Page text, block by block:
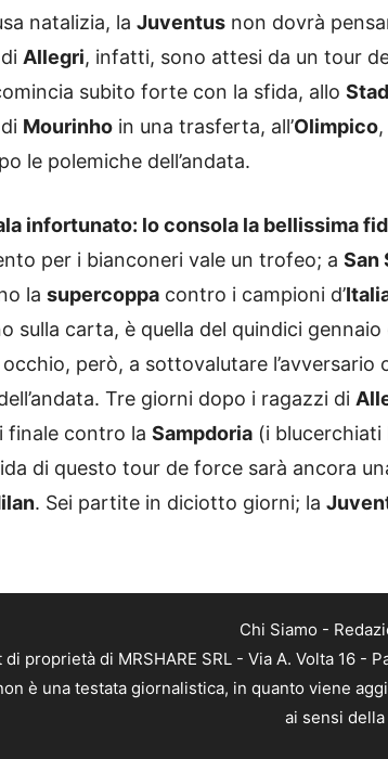
natalizia, la Juventus non dovrà
Allegri, infatti, sono attesi da un tour
subito forte con la sfida, allo
Mourinho in una trasferta, all’Olimpico
le polemiche dell’andata.
infortunato: lo consola la bellissima
per i bianconeri vale un trofeo; a San
la supercoppa contro i campioni d’
sulla carta, è quella del quindici
occhio, però, a sottovalutare l’avversario
Tre giorni dopo i ragazzi di
finale contro la Sampdoria (i
di questo tour de force sarà ancora
. Sei partite in diciotto giorni; la
Chi Siamo -
proprietà di MRSHARE SRL - Via A. Volta 16 -
è una testata giornalistica, in quanto viene
ai sensi